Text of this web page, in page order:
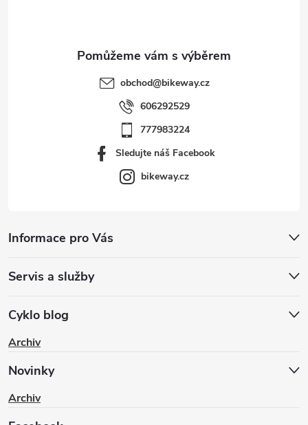
obchod@bikeway.cz
606292529
777983224
Sledujte náš Facebook
bikeway.cz
Informace pro Vás
Servis a služby
Cyklo blog
Archiv
Novinky
Archiv